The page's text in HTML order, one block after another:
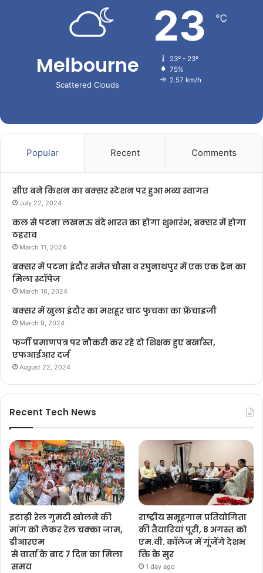
Melbourne
Scattered Clouds
23 ℃
23º - 23º
75%
2.57 km/h
Popular Recent Comments
सीए बने किशन का बक्सर स्टेशन पर हुआ भव्य स्वागत
July 22, 2024
कल से पटना लखनऊ वंदे भारत का होगा शुभारंभ, बक्सर में होगा
ठहराव
March 11, 2024
बक्सर में पटना इंदौर समेत चौसा व रघुनाथपुर में एक एक ट्रेन का
मिला स्टॉपेज
March 16, 2024
बक्सर में खुला इंदौर का मशहूर चाट फुचका का फ्रेंचाइजी
March 9, 2024
फर्जी प्रमाणपत्र पर नौकरी कर रहे दो शिक्षक हुए बर्खास्त,
एफआईआर दर्ज
August 22, 2024
Recent Tech News
इटाढ़ी रेल गुमटी खोलने की
मांग को लेकर रेल चक्का जाम,
डीआरएम
से वार्ता के बाद 7 दिन का मिला
समय
राष्ट्रीय समूहगान प्रतियोगिता
की तैयारियां पूरी, 8 अगस्त को
एम.वी. कॉलेज में गूंजेंगे देशभ
क्ति के सुर
1 day ago